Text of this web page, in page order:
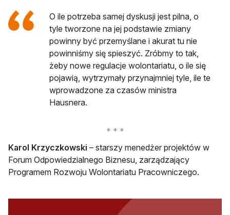
O ile potrzeba samej dyskusji jest pilna, o
tyle tworzone na jej podstawie zmiany
powinny być przemyślane i akurat tu nie
powinniśmy się spieszyć. Zróbmy to tak,
żeby nowe regulacje wolontariatu, o ile się
pojawią, wytrzymały przynajmniej tyle, ile te
wprowadzone za czasów ministra
Hausnera.
Karol Krzyczkowski – starszy menedżer projektów w
Forum Odpowiedzialnego Biznesu, zarządzający
Programem Rozwoju Wolontariatu Pracowniczego.